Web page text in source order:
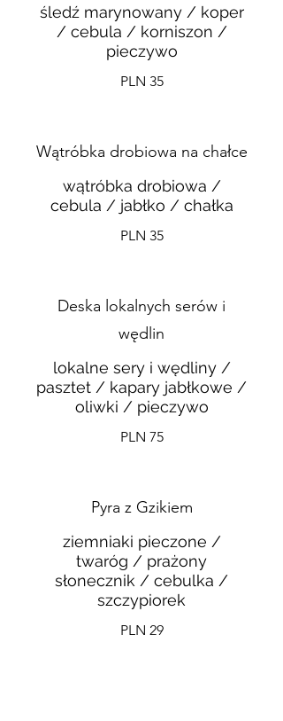
śledź marynowany / koper
/ cebula / korniszon /
pieczywo
PLN 35
Wątróbka drobiowa na chałce
wątróbka drobiowa /
cebula / jabłko / chałka
PLN 35
Deska lokalnych serów i
wędlin
lokalne sery i wędliny /
pasztet / kapary jabłkowe /
oliwki / pieczywo
PLN 75
Pyra z Gzikiem
ziemniaki pieczone /
twaróg / prażony
słonecznik / cebulka /
szczypiorek
PLN 29